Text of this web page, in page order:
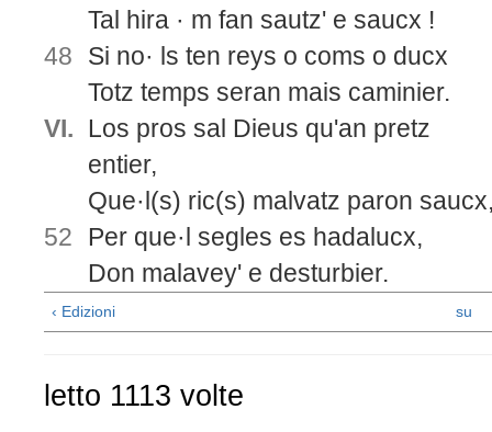
48
Tal hira · m fan sautz' e saucx !
Si no· ls ten reys o coms o ducx
Totz temps seran mais caminier.
VI.
52
Los pros sal Dieus qu'an pretz
entier,
Que·l(s) ric(s) malvatz paron
Per que·l segles es hadalucx,
Don malavey' e desturbier.
‹ Edizioni su
letto 1113 volte